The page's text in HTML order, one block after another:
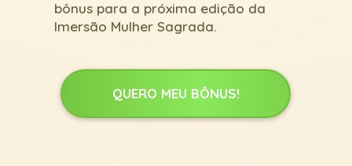
bônus para a próxima edição da
Imersão Mulher Sagrada.
QUERO MEU BÔNUS!